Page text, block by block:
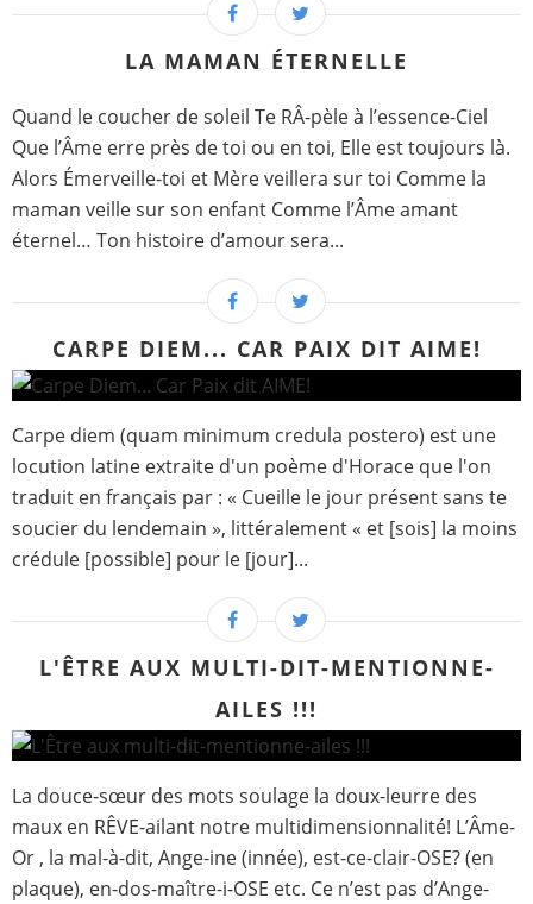
LA MAMAN ÉTERNELLE
Quand le coucher de soleil Te RÂ-pèle à l’essence-Ciel
Que l’Âme erre près de toi ou en toi, Elle est toujours là.
Alors Émerveille-toi et Mère veillera sur toi Comme la
maman veille sur son enfant Comme l’Âme amant
éternel… Ton histoire d’amour sera...
CARPE DIEM... CAR PAIX DIT AIME!
Carpe diem (quam minimum credula postero) est une
locution latine extraite d'un poème d'Horace que l'on
traduit en français par : « Cueille le jour présent sans te
soucier du lendemain », littéralement « et [sois] la moins
crédule [possible] pour le [jour]...
L'ÊTRE AUX MULTI-DIT-MENTIONNE-
AILES !!!
La douce-sœur des mots soulage la doux-leurre des
maux en RÊVE-ailant notre multidimensionnalité! L’Âme-
Or , la mal-à-dit, Ange-ine (innée), est-ce-clair-OSE? (en
plaque), en-dos-maître-i-OSE etc. Ce n’est pas d’Ange-